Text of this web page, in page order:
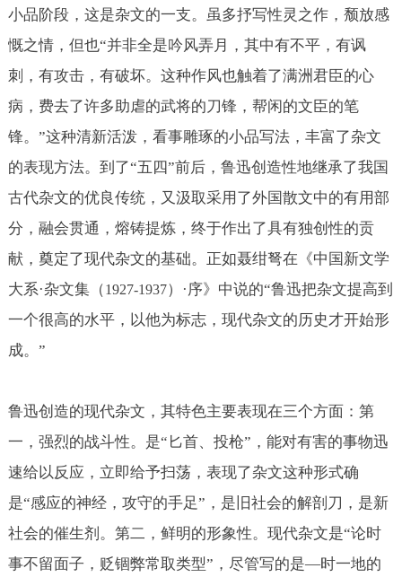
小品阶段，这是杂文的一支。虽多抒写性灵之作，颓放感
慨之情，但也“并非全是吟风弄月，其中有不平，有讽
刺，有攻击，有破坏。这种作风也触着了满洲君臣的心
病，费去了许多助虐的武将的刀锋，帮闲的文臣的笔
锋。”这种清新活泼，看事雕琢的小品写法，丰富了杂文
的表现方法。到了“五四”前后，鲁迅创造性地继承了我国
古代杂文的优良传统，又汲取采用了外国散文中的有用部
分，融会贯通，熔铸提炼，终于作出了具有独创性的贡
献，奠定了现代杂文的基础。正如聂绀弩在《中国新文学
大系·杂文集（1927-1937）·序》中说的“鲁迅把杂文提高到
一个很高的水平，以他为标志，现代杂文的历史才开始形
成。”
鲁迅创造的现代杂文，其特色主要表现在三个方面：第
一，强烈的战斗性。是“匕首、投枪”，能对有害的事物迅
速给以反应，立即给予扫荡，表现了杂文这种形式确
是“感应的神经，攻守的手足”，是旧社会的解剖刀，是新
社会的催生剂。第二，鲜明的形象性。现代杂文是“论时
事不留面子，贬锢弊常取类型”，尽管写的是—时一地的